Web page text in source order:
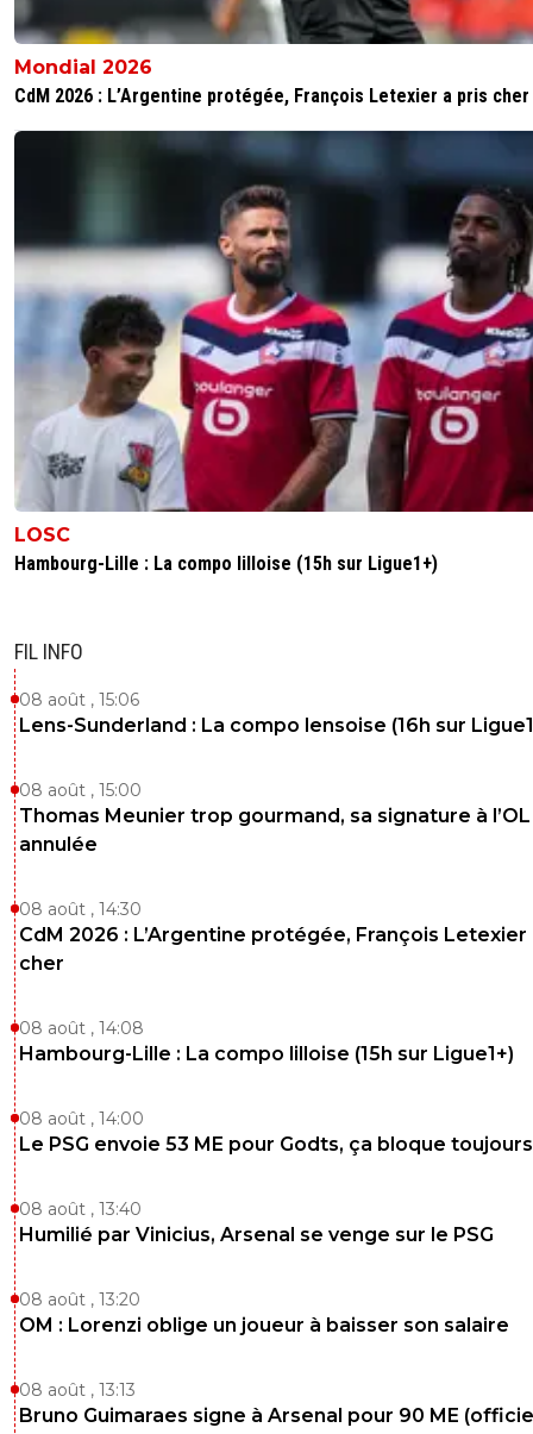
Mondial 2026
CdM 2026 : L’Argentine protégée, François Letexier a pris cher
LOSC
Hambourg-Lille : La compo lilloise (15h sur Ligue1+)
FIL INFO
08 août , 15:06
Lens-Sunderland : La compo lensoise (16h sur
08 août , 15:00
Thomas Meunier trop gourmand, sa signature à l’OL
annulée
08 août , 14:30
CdM 2026 : L’Argentine protégée, François Letexier
cher
08 août , 14:08
Hambourg-Lille : La compo lilloise (15h sur Ligue1+)
08 août , 14:00
Le PSG envoie 53 ME pour Godts, ça bloque toujours
08 août , 13:40
Humilié par Vinicius, Arsenal se venge sur le PSG
08 août , 13:20
OM : Lorenzi oblige un joueur à baisser son salaire
08 août , 13:13
Bruno Guimaraes signe à Arsenal pour 90 ME